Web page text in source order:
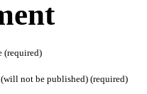
(required)
not be published) (required)